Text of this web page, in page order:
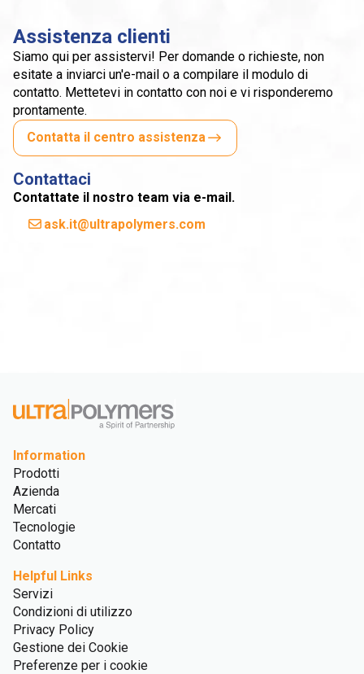
Assistenza clienti
Siamo qui per assistervi! Per domande o richieste, non
esitate a inviarci un'e-mail o a compilare il modulo di
contatto. Mettetevi in contatto con noi e vi risponderemo
prontamente.
Contatta il centro assistenza
Contattaci
Contattate il nostro team via e-mail.
ask.it@ultrapolymers.com
Information
Prodotti
Azienda
Mercati
Tecnologie
Contatto
Helpful Links
Servizi
Condizioni di utilizzo
Privacy Policy
Gestione dei Cookie
Preferenze per i cookie